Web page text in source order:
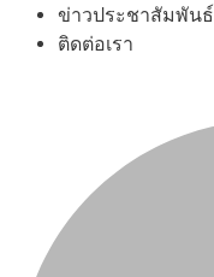
ข่าวประชาสัมพันธ์
ติดต่อเรา